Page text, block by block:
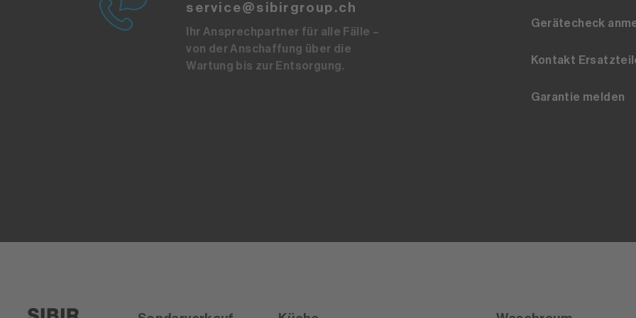
service@sibirgroup.ch
Ihr Ansprechpartner für alle Fälle –
von der Anschaffung über die
Wartung bis zur Entsorgung.
Gerätecheck
Kontakt
Garantie melden